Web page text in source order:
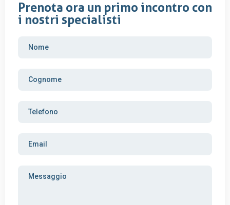
Prenota ora un primo incontro con
i nostri specialisti